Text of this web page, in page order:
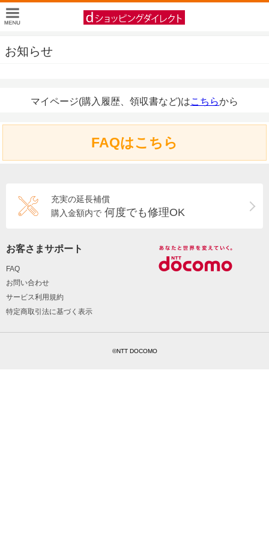
お知らせ
マイページ(購入履歴、領収書など)はこちらから
FAQはこちら
充実の延長補償
購入金額内で 何度でも修理OK
お客さまサポート
FAQ
お問い合わせ
サービス利用規約
特定商取引法に基づく表示
©NTT DOCOMO